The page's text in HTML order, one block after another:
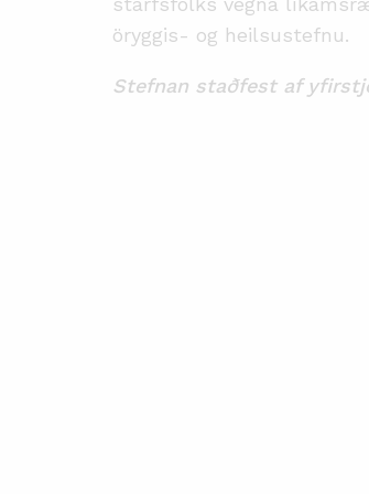
öryggis- og heilsustefnu.
Stefnan staðfest af